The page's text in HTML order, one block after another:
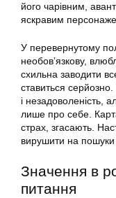
його чарівним,
яскравим
У перевернутому
необов’язкову,
схильна заводити
ставиться
і незадоволеність,
лише про себе.
страх, згасають.
вирушити на пошуки
Значення в
питання